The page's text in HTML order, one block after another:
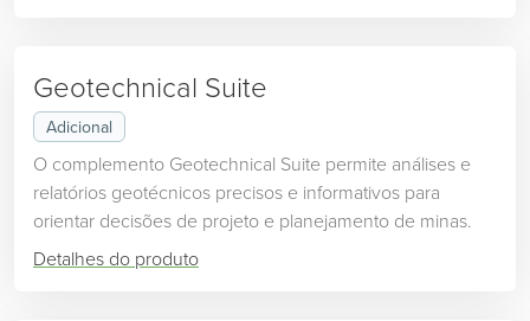
Geotechnical Suite
Adicional
O complemento Geotechnical Suite permite análises e
relatórios geotécnicos precisos e informativos para
orientar decisões de projeto e planejamento de minas.
Detalhes do produto